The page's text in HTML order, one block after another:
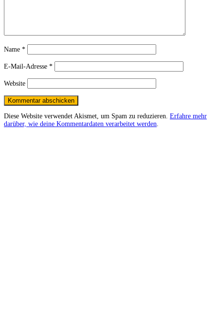
Name *
E-Mail-Adresse *
Website
Diese Website verwendet Akismet, um Spam zu reduzieren. Erfahre mehr
darüber, wie deine Kommentardaten verarbeitet werden.